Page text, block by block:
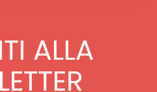
ALLA